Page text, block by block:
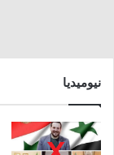
نيوميديا